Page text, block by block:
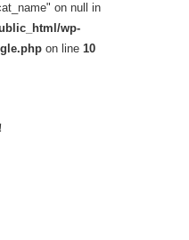
on null in
wp-
on line10